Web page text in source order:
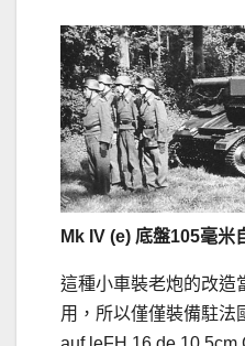
Mk IV (e) 底盤105毫米
這種小車裝老炮的改造
用，所以僅僅裝備駐法